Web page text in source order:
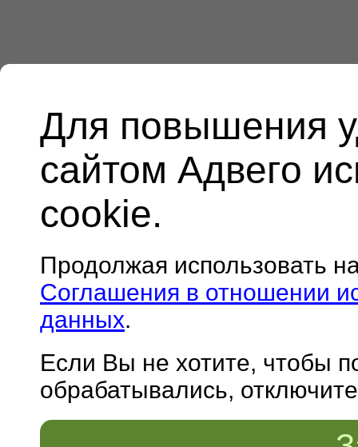
Для повышения
сайтом Адвего
cookie.
Продолжая использовать
Соглашения в отношении
данных.
Если Вы не хотите, чтобы
обрабатывались,